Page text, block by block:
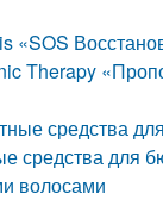
«SOS
Therapy
средства
средства для
волосами